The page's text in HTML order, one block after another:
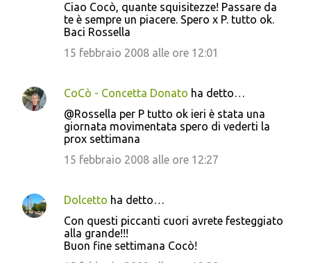
Ciao Cocò, quante squisitezze! Passare da
te è sempre un piacere. Spero x P. tutto ok.
Baci Rossella
15 febbraio 2008 alle ore 12:01
CoCò - Concetta Donato ha detto…
@Rossella per P tutto ok ieri è stata una
giornata movimentata spero di vederti la
prox settimana
15 febbraio 2008 alle ore 12:27
Dolcetto ha detto…
Con questi piccanti cuori avrete festeggiato
alla grande!!!
Buon fine settimana Cocò!